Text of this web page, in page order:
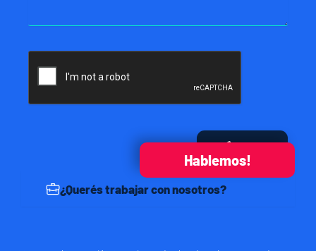
Hablemos!
¿Querés trabajar con nosotros?
Enviar